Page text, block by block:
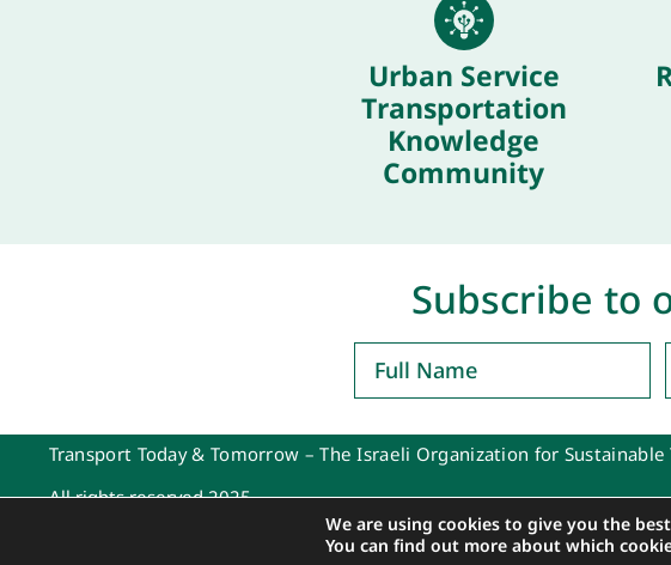
Urban Service
Transportation
Knowledge
Community
Subscribe to
Transport Today & Tomorrow – The Israeli Organization for
All rights reserved 2025
Development and Programming: Kobi Mashiah- Msite
We are using cookies to give you the
You can find out more about which